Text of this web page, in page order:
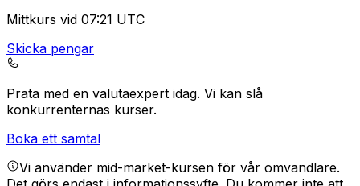
Mittkurs vid 07:21 UTC
Skicka pengar
Prata med en valutaexpert idag. Vi kan slå
konkurrenternas kurser.
Boka ett samtal
Vi använder mid-market-kursen för vår omvandlare.